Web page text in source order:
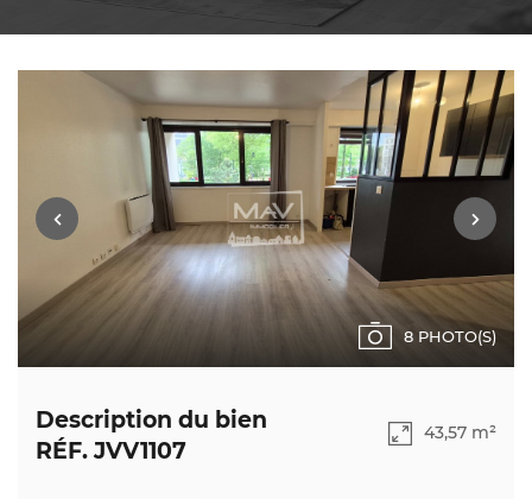
8 PHOTO(S)
Description du bien
RÉF. JVV1107
43,57 m²